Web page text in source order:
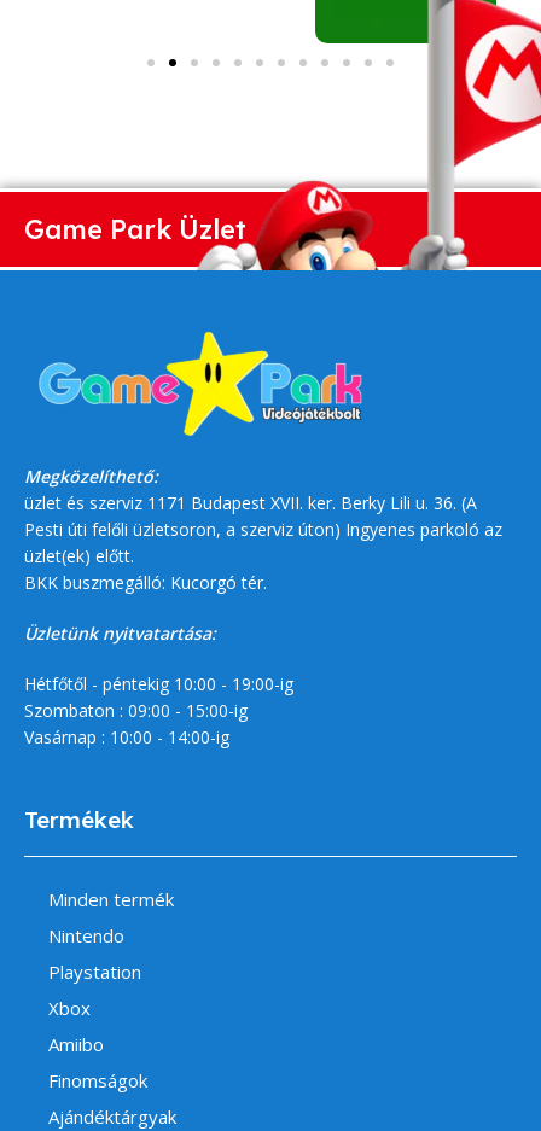
Game Park Üzlet
Megközelíthető:
üzlet és szerviz 1171 Budapest XVII. ker. Berky Lili u. 36. (A
Pesti úti felőli üzletsoron, a szerviz úton) Ingyenes parkoló az
üzlet(ek) előtt.
BKK buszmegálló: Kucorgó tér.
Üzletünk nyitvatartása:
Hétfőtől - péntekig 10:00 - 19:00-ig
Szombaton : 09:00 - 15:00-ig
Vasárnap : 10:00 - 14:00-ig
Termékek
Minden termék
Nintendo
Playstation
Xbox
Amiibo
Finomságok
Ajándéktárgyak